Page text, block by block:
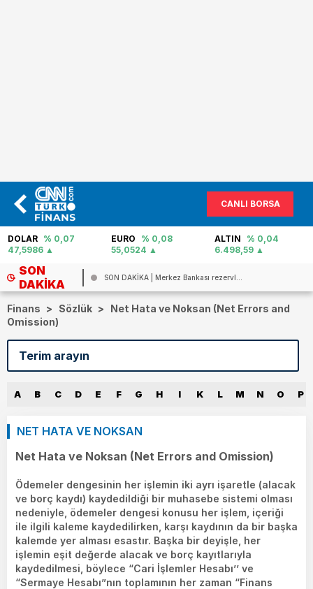
CANLI BORSA
EURO % 0,08
55,0524
ALTIN
% 0,04
6.498,59
PETROL
% 1,74
80,83
SON
DAKIKA
SON DAKİKA | Merkez Bankası rezervl...
Finans > Sözlük >
Net Hata ve Noksan (Net Errors and
Omission)
A B C D E F G H I K L M N O P
NET HATA VE NOKSAN
Net Hata ve Noksan (Net Errors and Omission)
Ödemeler dengesinin her işlemin iki ayrı işaretle (alacak
ve borç kaydı) kaydedildiği bir muhasebe sistemi olması
nedeniyle, ödemeler dengesi konusu her işlem, içeriği
ile ilgili kaleme kaydedilirken, karşı kaydının da bir başka
kalemde yer alması esastır. Başka bir deyişle, her
işlemin eşit değerde alacak ve borç kayıtlarıyla
kaydedilmesi, böylece “Cari İşlemler Hesabı’’ ve
“Sermaye Hesabı”nın toplamının her zaman “Finans